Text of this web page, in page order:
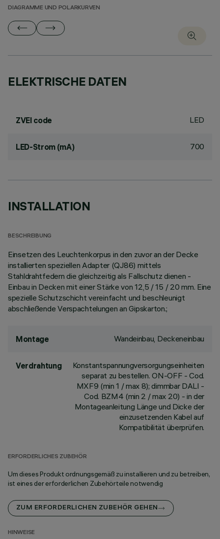
DIAGRAMME UND POLARKURVEN
ELEKTRISCHE DATEN
ZVEI code LED
LED-Strom (mA) 700
INSTALLATION
BESCHREIBUNG
Einsetzen des Leuchtenkorpus in den zuvor an der Decke
installierten speziellen Adapter (QJ86) mittels
Stahldrahtfedern die gleichzeitig als Fallschutz dienen -
Einbau in Decken mit einer Stärke von 12,5 / 15 / 20 mm. Eine
spezielle Schutzschicht vereinfacht und beschleunigt
abschließende Verspachtelungen an Gipskarton.;
Montage Wandeinbau, Deckeneinbau
Verdrahtung
Konstantspannungversorgungseinheiten
separat zu bestellen. ON-OFF - Cod.
MXF9 (min 1 / max 8); dimmbar DALI -
Cod. BZM4 (min 2 / max 20) - in der
Montageanleitung Länge und Dicke der
einzusetzenden Kabel auf
Kompatibilität überprüfen.
ERFORDERLICHES ZUBEHÖR
Um dieses Produkt ordnungsgemäß zu installieren und zu betreiben,
ist eines der erforderlichen Zubehörteile notwendig
ZUM ERFORDERLICHEN ZUBEHÖR GEHEN
HINWEISE